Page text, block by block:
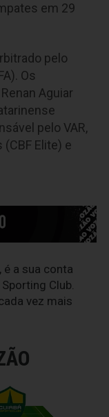
em 29
pelo
Os
Aguiar
pelo VAR,
Elite) e
, é a sua conta
Club.
vez mais